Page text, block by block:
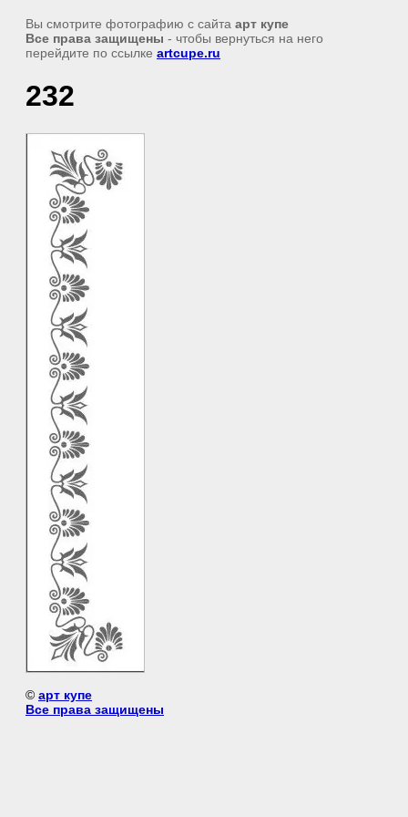
Вы смотрите фотографию с сайта арт купе
Все права защищены - чтобы вернуться на него
перейдите по ссылке artcupe.ru
232
© арт купе
Все права защищены